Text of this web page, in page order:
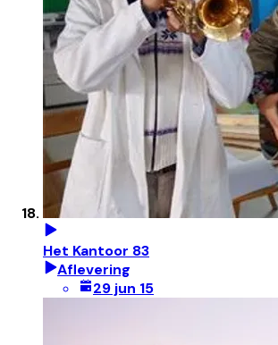
Het Kantoor 83
Aflevering
29 jun 15